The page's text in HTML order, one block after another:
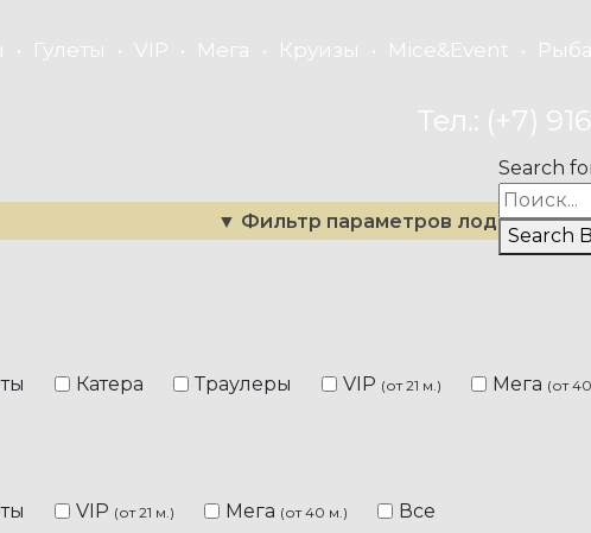
Гулеты VIP Мега Круизы Mice&Event
Тел.: (+7)
Search
Search
▼ Фильтр параметров лодок
Катера Траулеры VIP (от 21 м.) Мега (от
VIP (от 21 м.) Мега (от 40 м.)
Все